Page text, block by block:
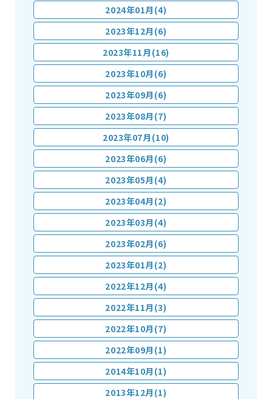
2024年01月(4)
2023年12月(6)
2023年11月(16)
2023年10月(6)
2023年09月(6)
2023年08月(7)
2023年07月(10)
2023年06月(6)
2023年05月(4)
2023年04月(2)
2023年03月(4)
2023年02月(6)
2023年01月(2)
2022年12月(4)
2022年11月(3)
2022年10月(7)
2022年09月(1)
2014年10月(1)
2013年12月(1)